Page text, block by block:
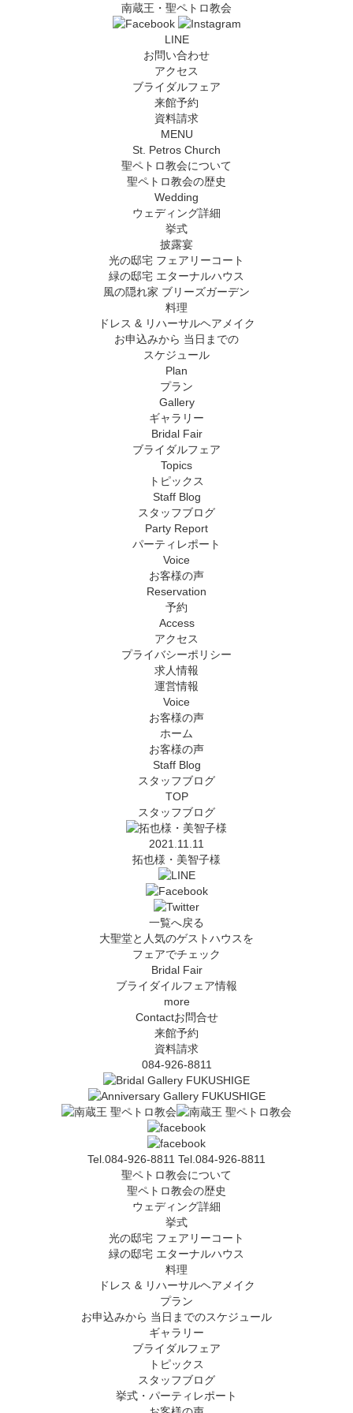
南蔵王・聖ペトロ教会
LINE
お問い合わせ
アクセス
ブライダルフェア
来館予約
資料請求
MENU
St. Petros Church
聖ペトロ教会について
聖ペトロ教会の歴史
Wedding
ウェディング詳細
挙式
披露宴
光の邸宅 フェアリーコート
緑の邸宅 エターナルハウス
風の隠れ家 ブリーズガーデン
料理
ドレス & リハーサルヘアメイク
お申込みから 当日までの
スケジュール
Plan
プラン
Gallery
ギャラリー
Bridal Fair
ブライダルフェア
Topics
トピックス
Staff Blog
スタッフブログ
Party Report
パーティレポート
Voice
お客様の声
Reservation
予約
Access
アクセス
プライバシーポリシー
求人情報
運営情報
Voice
お客様の声
ホーム
お客様の声
Staff Blog
スタッフブログ
TOP
スタッフブログ
2021.11.11
拓也様・美智子様
一覧へ戻る
大聖堂と人気のゲストハウスを
フェアでチェック
Bridal Fair
ブライダイルフェア情報
more
Contactお問合せ
来館予約
資料請求
084-926-8811
Tel.084-926-8811 Tel.084-926-8811
聖ペトロ教会について
聖ペトロ教会の歴史
ウェディング詳細
挙式
光の邸宅 フェアリーコート
緑の邸宅 エターナルハウス
料理
ドレス & リハーサルヘアメイク
プラン
お申込みから 当日までのスケジュール
ギャラリー
ブライダルフェア
トピックス
スタッフブログ
挙式・パーティレポート